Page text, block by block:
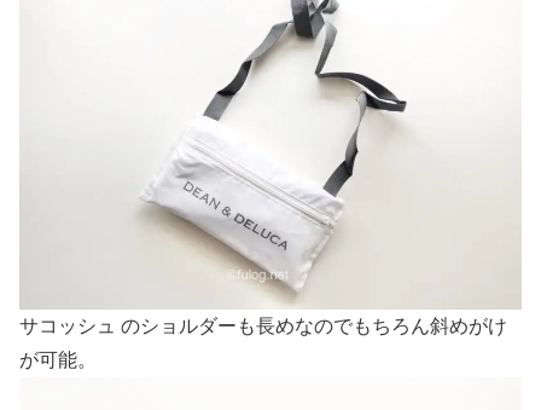
サコッシュ のショルダーも長めなのでもちろん斜めがけ
が可能。